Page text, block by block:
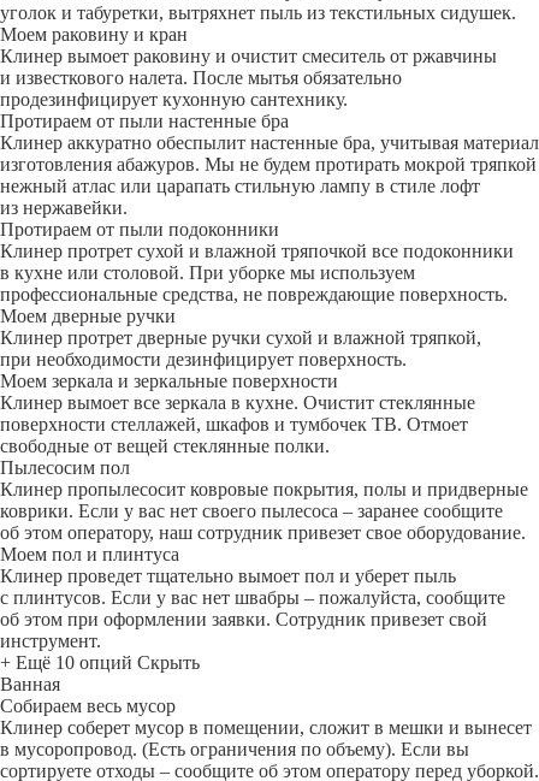
уголок и табуретки, вытряхнет пыль из текстильных сидушек.
Моем раковину и кран
Клинер вымоет раковину и очистит смеситель от ржавчины
и известкового налета. После мытья обязательно
продезинфицирует кухонную сантехнику.
Протираем от пыли настенные бра
Клинер аккуратно обеспылит настенные бра, учитывая материал
изготовления абажуров. Мы не будем протирать мокрой тряпкой
нежный атлас или царапать стильную лампу в стиле лофт
из нержавейки.
Протираем от пыли подоконники
Клинер протрет сухой и влажной тряпочкой все подоконники
в кухне или столовой. При уборке мы используем
профессиональные средства, не повреждающие поверхность.
Моем дверные ручки
Клинер протрет дверные ручки сухой и влажной тряпкой,
при необходимости дезинфицирует поверхность.
Моем зеркала и зеркальные поверхности
Клинер вымоет все зеркала в кухне. Очистит стеклянные
поверхности стеллажей, шкафов и тумбочек ТВ. Отмоет
свободные от вещей стеклянные полки.
Пылесосим пол
Клинер пропылесосит ковровые покрытия, полы и придверные
коврики. Если у вас нет своего пылесоса – заранее сообщите
об этом оператору, наш сотрудник привезет свое оборудование.
Моем пол и плинтуса
Клинер проведет тщательно вымоет пол и уберет пыль
с плинтусов. Если у вас нет швабры – пожалуйста, сообщите
об этом при оформлении заявки. Сотрудник привезет свой
инструмент.
+ Ещё 10 опций Скрыть
Ванная
Собираем весь мусор
Клинер соберет мусор в помещении, сложит в мешки и вынесет
в мусоропровод. (Есть ограничения по объему). Если вы
сортируете отходы – сообщите об этом оператору перед уборкой.